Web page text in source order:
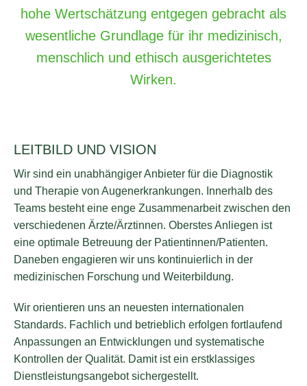
hohe Wertschätzung entgegen gebracht als
wesentliche Grundlage für ihr medizinisch,
menschlich und ethisch ausgerichtetes
Wirken.
LEITBILD UND VISION
Wir sind ein unabhängiger Anbieter für die Diagnostik
und Therapie von Augenerkrankungen. Innerhalb des
Teams besteht eine enge Zusammenarbeit zwischen den
verschiedenen Ärzte/Ärztinnen. Oberstes Anliegen ist
eine optimale Betreuung der Patientinnen/Patienten.
Daneben engagieren wir uns kontinuierlich in der
medizinischen Forschung und Weiterbildung.
Wir orientieren uns an neuesten internationalen
Standards. Fachlich und betrieblich erfolgen fortlaufend
Anpassungen an Entwicklungen und systematische
Kontrollen der Qualität. Damit ist ein erstklassiges
Dienstleistungsangebot sichergestellt.